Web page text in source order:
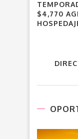
$4,770